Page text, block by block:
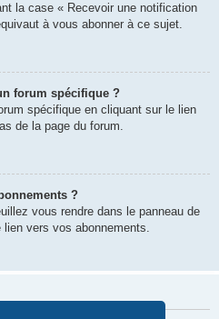
la case « Recevoir une notification
à vous abonner à ce sujet.
forum spécifique ?
spécifique en cliquant sur le lien
de la page du forum.
?
vous rendre dans le panneau de
vers vos abonnements.